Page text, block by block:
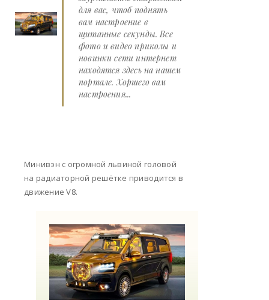
для вас, чтоб поднять
вам настроение в
щитанные секунды. Все
фото и видео приколы и
новинки сети интернет
находятся здесь на нашем
портале. Хоршего вам
настроения...
Минивэн с огромной львиной головой
на радиаторной решётке приводится в
движение V8.